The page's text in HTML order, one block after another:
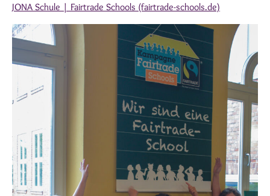
JONA Schule | Fairtrade Schools (fairtrade-schools.de)